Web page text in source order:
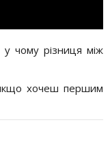
чому різниця між
хочеш першим